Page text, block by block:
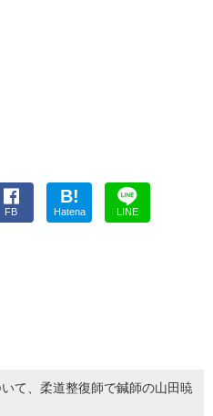
FB
B!
Hatena LINE
て、柔道整復師で鍼師の山田暁